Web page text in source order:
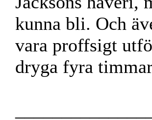
kunna bli. Och
vara proffsigt
dryga fyra